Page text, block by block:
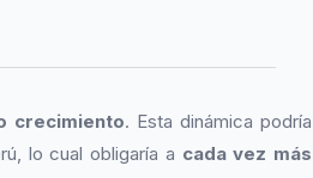
crecimiento. Esta dinámica podría
lo cual obligaría a cada vez más